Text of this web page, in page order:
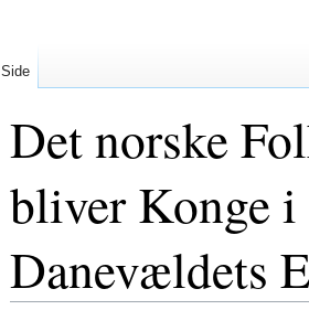
Det norske
bliver Konge
Danevældets
Side